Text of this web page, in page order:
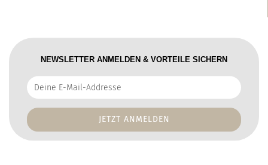
NEWSLETTER ANMELDEN & VORTEILE SICHERN
Deine
E-
Addresse